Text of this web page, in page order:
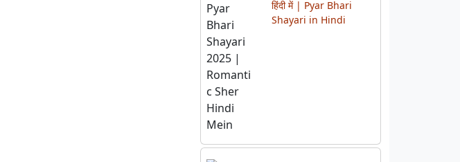
Latest प्यार भरी शायरी
हिंदी में | Pyar Bhari